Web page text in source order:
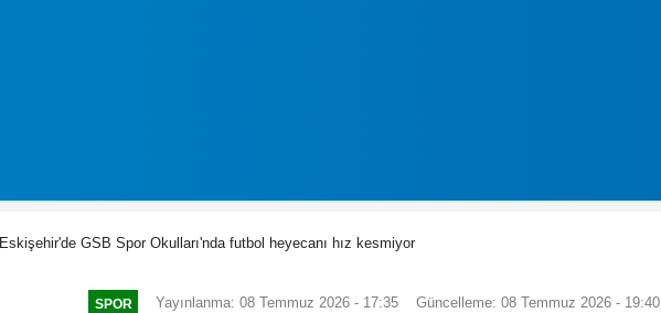
Eskişehir'de GSB Spor Okulları'nda futbol heyecanı hız kesmiyor
SPOR Yayınlanma: 08 Temmuz 2026 - 17:35 Güncelleme: 08 Temmuz 2026 - 19:40